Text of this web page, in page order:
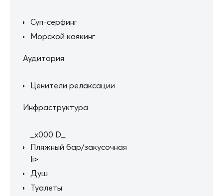
Суп-серфинг
Морской каякинг
Аудитория
Ценители релаксации
Инфраструктура
_x000 D_
Пляжный бар/закусочная
li>
Душ
Туалеты